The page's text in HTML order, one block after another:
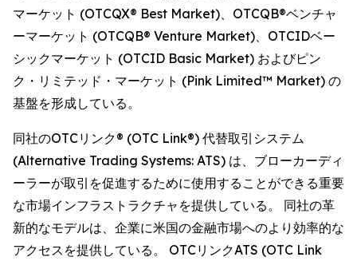
マーケット (OTCQX® Best Market)、OTCQB®ベンチャ
ーマーケット (OTCQB® Venture Market)、OTCIDベー
シックマーケット (OTCID Basic Market) およびピン
ク・リミテッド・マーケット (Pink Limited™ Market) の
基盤を形成している。
同社のOTCリンク® (OTC Link®) 代替取引システム
(Alternative Trading Systems: ATS) は、ブローカーディ
ーラーが取引を促進するために使用することができる重要
な市場インフラストラクチャを提供している。 同社の革
新的なモデルは、企業に米国の金融市場へのより効率的な
アクセスを提供している。 OTCリンクATS (OTC Link